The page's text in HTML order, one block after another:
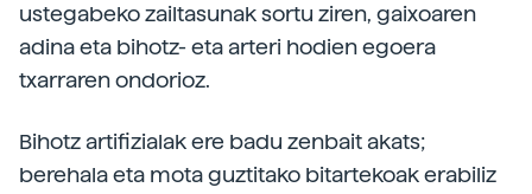
ustegabeko zailtasunak sortu ziren, gaixoaren
adina eta bihotz- eta arteri hodien egoera
txarraren ondorioz.
Bihotz artifizialak ere badu zenbait akats;
berehala eta mota guztitako bitartekoak erabiliz